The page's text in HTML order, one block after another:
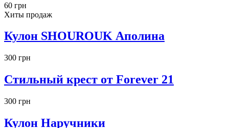
60 грн
Хиты продаж
Кулон SHOUROUK Аполина
300 грн
Стильный крест от Forever 21
300 грн
Кулон Наручники